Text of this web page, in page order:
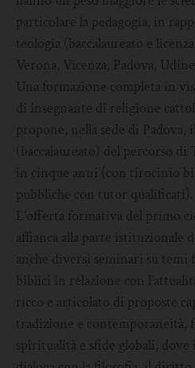
particolare la pedagogia, in
teologia (baccalaureato e
Verona, Vicenza, Padova,
Una formazione completa in
di insegnante di religione
propone, nella sede di Padova,
(baccalaureato) del percorso
in cinque anni (con tirocinio
pubbliche con tutor qualificati).
L’offerta formativa del primo
affianca alla parte istituzionale
anche diversi seminari su temi
biblici in relazione con
ricco e articolato di proposte
tradizione e contemporaneità,
spiritualità e sfide globali, dove